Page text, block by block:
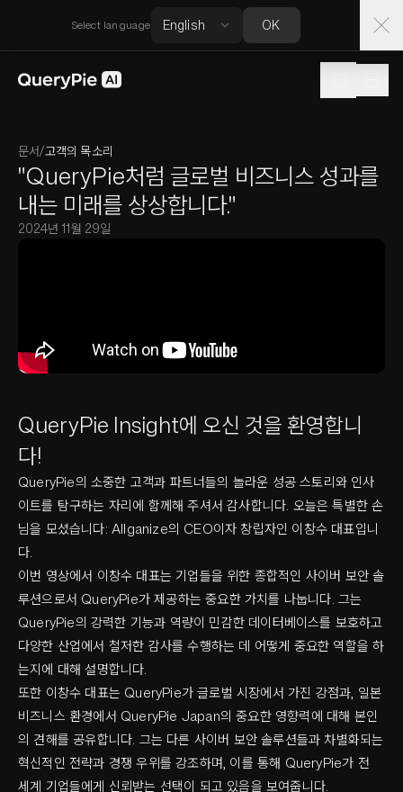
Select language OK
문서/고객의 목소리
"QueryPie처럼 글로벌 비즈니스 성과를
내는 미래를 상상합니다."
2024년 11월 29일
QueryPie Insight에 오신 것을 환영합니
다!
QueryPie의 소중한 고객과 파트너들의 놀라운 성공 스토리와 인사
이트를 탐구하는 자리에 함께해 주셔서 감사합니다. 오늘은 특별한 손
님을 모셨습니다: Allganize의 CEO이자 창립자인 이창수 대표입니
다.
이번 영상에서 이창수 대표는 기업들을 위한 종합적인 사이버 보안 솔
루션으로서 QueryPie가 제공하는 중요한 가치를 나눕니다. 그는
QueryPie의 강력한 기능과 역량이 민감한 데이터베이스를 보호하고
다양한 산업에서 철저한 감사를 수행하는 데 어떻게 중요한 역할을 하
는지에 대해 설명합니다.
또한 이창수 대표는 QueryPie가 글로벌 시장에서 가진 강점과, 일본
비즈니스 환경에서 QueryPie Japan의 중요한 영향력에 대해 본인
의 견해를 공유합니다. 그는 다른 사이버 보안 솔루션들과 차별화되는
혁신적인 전략과 경쟁 우위를 강조하며, 이를 통해 QueryPie가 전
세계 기업들에게 신뢰받는 선택이 되고 있음을 보여줍니다.